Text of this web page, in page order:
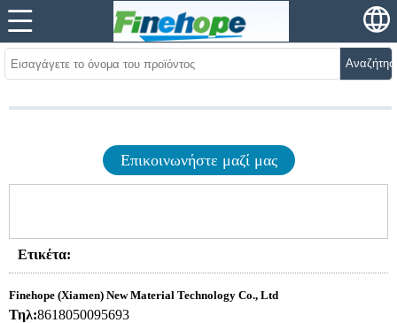
Επικοινωνήστε μαζί μας
Ετικέτα:
Finehope (Xiamen) New Material Technology Co., Ltd
Τηλ:8618050095693